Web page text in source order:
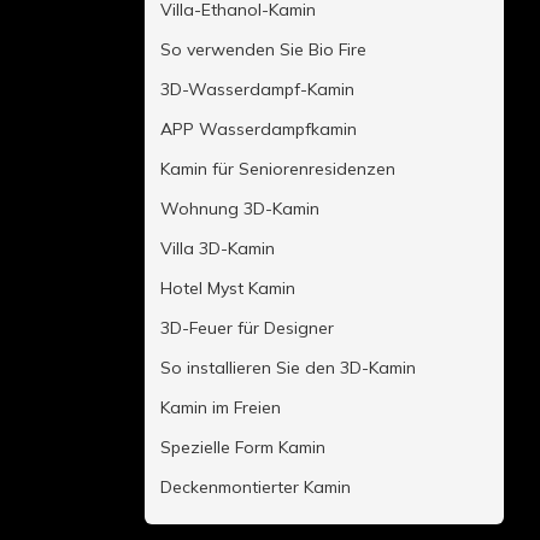
Villa-Ethanol-Kamin
So verwenden Sie Bio Fire
3D-Wasserdampf-Kamin
APP Wasserdampfkamin
Kamin für Seniorenresidenzen
Wohnung 3D-Kamin
Villa 3D-Kamin
Hotel Myst Kamin
3D-Feuer für Designer
So installieren Sie den 3D-Kamin
Kamin im Freien
Spezielle Form Kamin
Deckenmontierter Kamin